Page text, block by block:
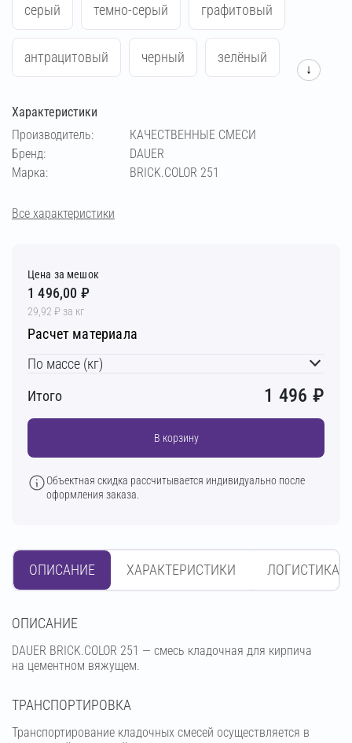
серый темно-серый графитовый
антрацитовый черный зелёный
слоновая кость кремово-бежевый
кирпичный
коричневый тёмно-коричневый
шоколадный
↓
Характеристики
Производитель:
КАЧЕСТВЕННЫЕ СМЕСИ
Бренд:
DAUER
Марка:
BRICK.COLOR 251
Все характеристики
Цена за мешок
1 496,00 ₽
29,92 ₽ за кг
Расчет материала
По массе (кг)
Итого
1 496 ₽
В корзину
Объектная скидка рассчитывается индивидуально после
оформления заказа.
ОПИСАНИЕ ХАРАКТЕРИСТИКИ ЛОГИСТИКА
OПИСАНИЕ
DAUER BRICK.COLOR 251 — смесь кладочная для кирпича
на цементном вяжущем.
ТРАНСПОРТИРОВКА
Транспортирование кладочных смесей осуществляется в